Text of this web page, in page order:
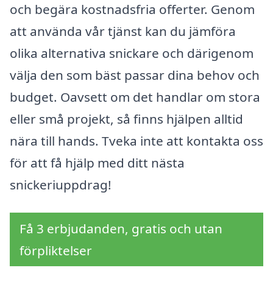
och begära kostnadsfria offerter. Genom
att använda vår tjänst kan du jämföra
olika alternativa snickare och därigenom
välja den som bäst passar dina behov och
budget. Oavsett om det handlar om stora
eller små projekt, så finns hjälpen alltid
nära till hands. Tveka inte att kontakta oss
för att få hjälp med ditt nästa
snickeriuppdrag!
Få 3 erbjudanden, gratis och utan
förpliktelser